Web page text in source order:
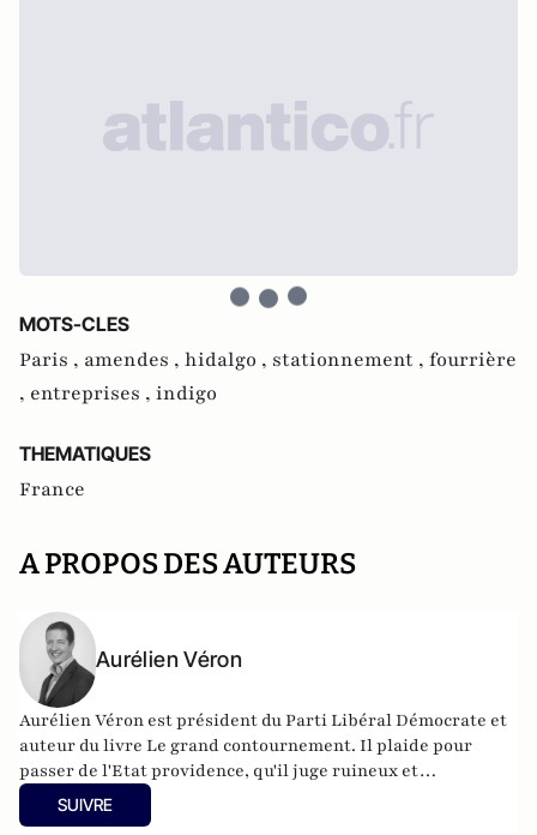
MOTS-CLES
Paris , amendes , hidalgo , stationnement , fourrière
, entreprises , indigo
THEMATIQUES
France
A PROPOS DES AUTEURS
Aurélien Véron
Aurélien Véron est président du Parti Libéral Démocrate et
auteur du livre Le grand contournement. Il plaide pour
passer de l'Etat providence, qu'il juge ruineux et
infantilisant, à une société de confiance bâtie sur
l'autonomie des citoyens et la liberté. Un projet qui pourrait
SUIVRE